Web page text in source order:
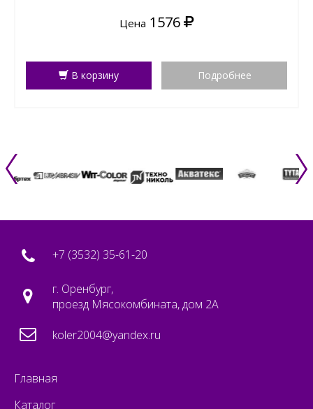
Цена 1576
В корзину Подробнее
+7 (3532) 35-61-20
г. Оренбург,
проезд Мясокомбината, дом 2А
koler2004@yandex.ru
Главная
Каталог